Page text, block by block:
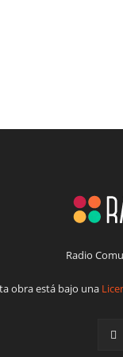
Radio
obra está bajo una